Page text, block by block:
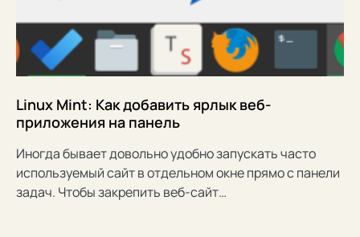
Linux Mint: Как добавить ярлык веб-
приложения на панель
Иногда бывает довольно удобно запускать часто
используемый сайт в отдельном окне прямо с панели
задач. Чтобы закрепить веб-сайт…